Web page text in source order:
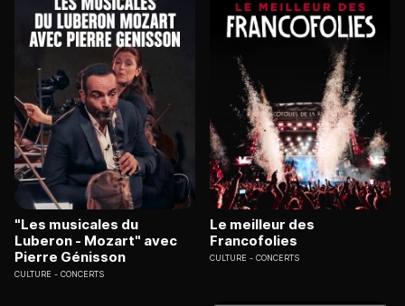
"Les musicales du
Luberon - Mozart" avec
Pierre Génisson
CULTURE CONCERTS
Le meilleur des
Francofolies
CULTURE CONCERTS